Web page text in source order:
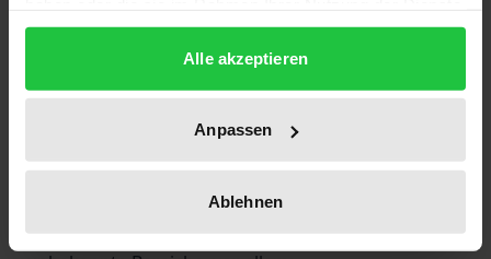
gesammelt haben.
Alle akzeptieren
Anpassen
Ablehnen
Weltraumrechts und aller relevanten nationalen
Neue Entwicklungen im Fokus
Die 2. Auflage trägt den neuen Rechtsproblemen als
Folge der rasant fortschreitenden Eroberung des
Weltraums Rechnung. Dies betrifft bisher